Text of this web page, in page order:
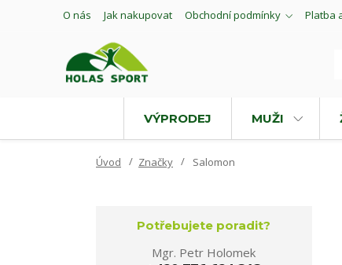
O nás Jak nakupovat Obchodní podmínky Platba
VÝPRODEJ MUŽI
Úvod Značky Salomon
Potřebujete poradit?
Mgr. Petr Holomek